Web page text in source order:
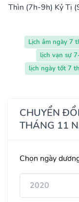
Thìn (7h-9h) Kỷ Tị
Lịch âm ngày 7
lịch vạn sự
lịch ngày tốt 7
CHUYỂN
THÁNG 11
Chọn ngày